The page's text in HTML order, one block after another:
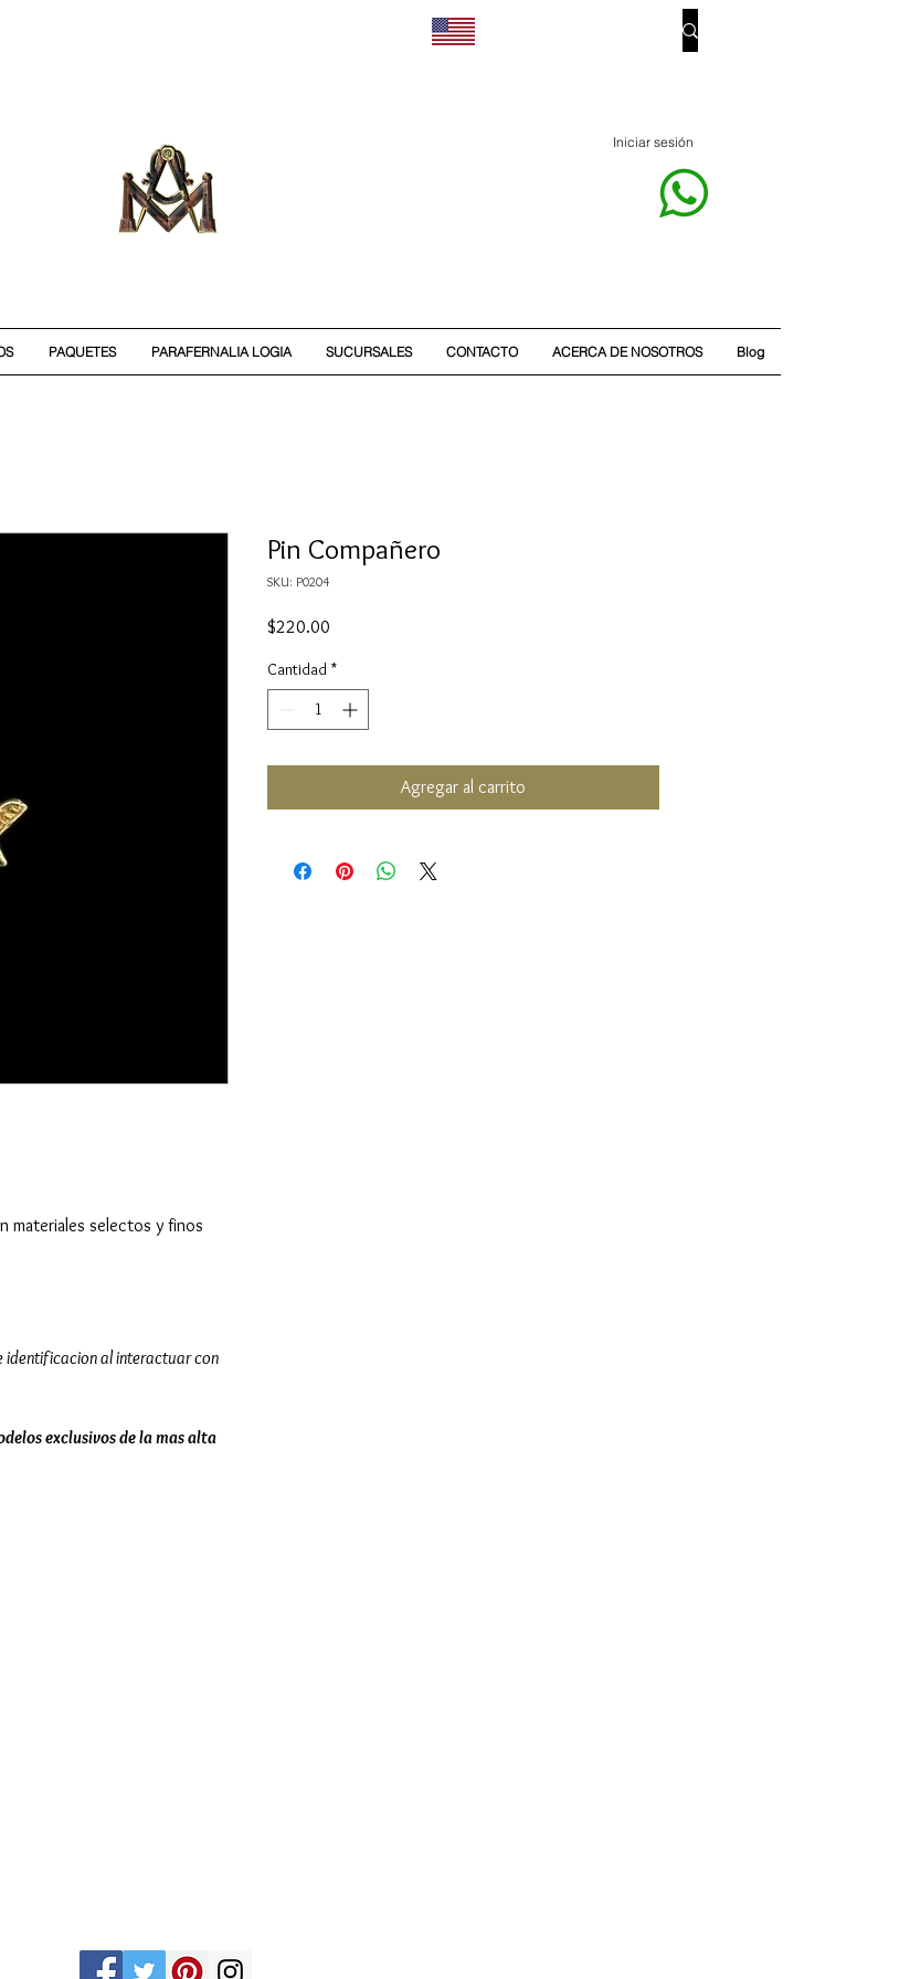
Iniciar sesión
PAQUETES PARAFERNALIA LOGIA SUCURSALES CONTACTO ACERCA DE NOSOTROS Blog
materiales selectos y finos
identificacion al interactuar con
exclusivos de la mas alta
Pin Compañero
SKU: P0204
$220.00
Cantidad *
Agregar al carrito